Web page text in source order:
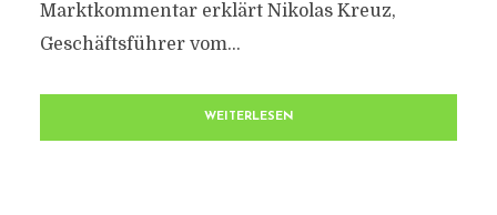
Marktkommentar erklärt Nikolas Kreuz,
Geschäftsführer vom...
WEITERLESEN